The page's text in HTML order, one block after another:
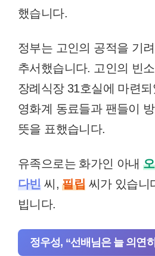
했습니다.
정부는 고인의 공적을 기려
추서했습니다. 고인의 빈
장례식장 31호실에 마련
영화계 동료들과 팬들이
뜻을 표했습니다.
유족으로는 화가인 아내
다빈씨,필립 씨가 있습니
빕니다.
정우성, “선배님은 늘 의연